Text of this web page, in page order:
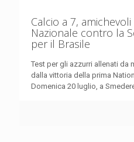
Calcio a 7,
Nazionale contro la
per il Brasile
Test per gli azzurri allenati da
dalla vittoria della prima
Domenica 20 luglio, a